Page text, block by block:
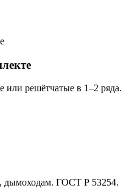
или решётчатые в 1–2 ряда.
дымоходам. ГОСТ Р 53254.